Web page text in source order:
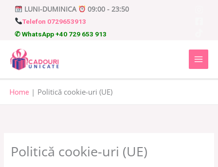
content
LUNI-DUMINICA 09:00 - 23:50
Telefon 0729653913
✆ WhatsApp +40 729 653 913
Home Politică cookie-uri (UE)
Politică cookie-uri (UE)